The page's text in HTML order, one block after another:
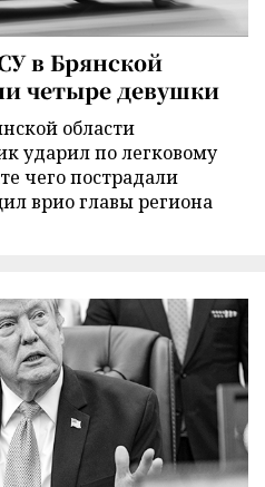
в Брянской
четыре девушки
области
ударил по легковому
чего пострадали
врио главы региона